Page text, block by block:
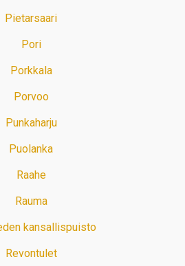
Pietarsaari
Pori
Porkkala
Porvoo
Punkaharju
Puolanka
Raahe
Rauma
kansallispuisto
Revontulet